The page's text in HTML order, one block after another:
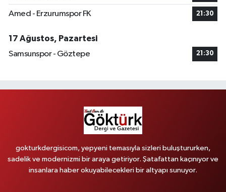
Amed - Erzurumspor FK 21:30
17 Ağustos, Pazartesi
Samsunspor - Göztepe
21:30
gokturkdergisicom, yepyeni temasıyla sizleri buluştururken,
sadelik ve modernizmi bir araya getiriyor. Şatafattan kaçınıyor ve
insanlara haber okuyabilecekleri bir altyapı sunuyor.